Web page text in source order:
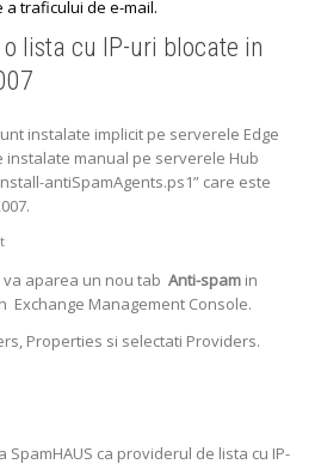
traficului de e-mail.
lista cu IP-uri blocate in
instalate implicit pe serverele Edge
manual pe serverele Hub
antiSpamAgents.ps1” care este
aparea un nou tab Anti-spam in
Exchange Management Console.
Properties si selectati Providers.
ca providerul de lista cu IP-